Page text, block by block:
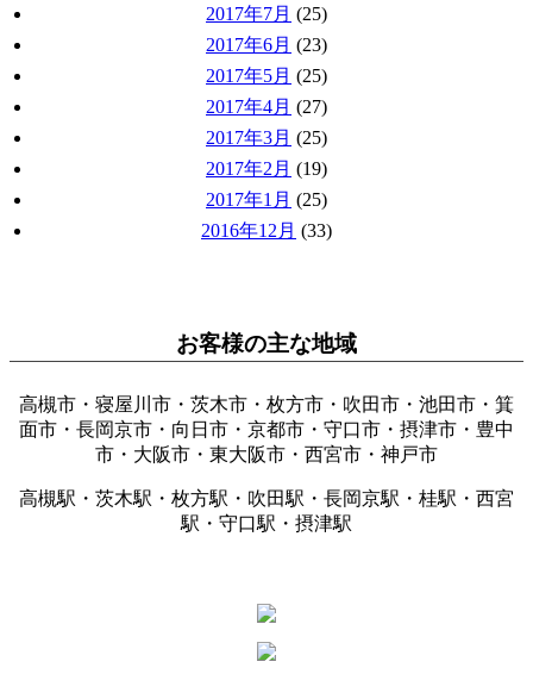
2017年7月 (25)
2017年6月 (23)
2017年5月 (25)
2017年4月 (27)
2017年3月 (25)
2017年2月 (19)
2017年1月 (25)
2016年12月 (33)
お客様の主な地域
高槻市・寝屋川市・茨木市・枚方市・吹田市・池田市・箕
面市・長岡京市・向日市・京都市・守口市・摂津市・豊中
市・大阪市・東大阪市・西宮市・神戸市
高槻駅・茨木駅・枚方駅・吹田駅・長岡京駅・桂駅・西宮
駅・守口駅・摂津駅